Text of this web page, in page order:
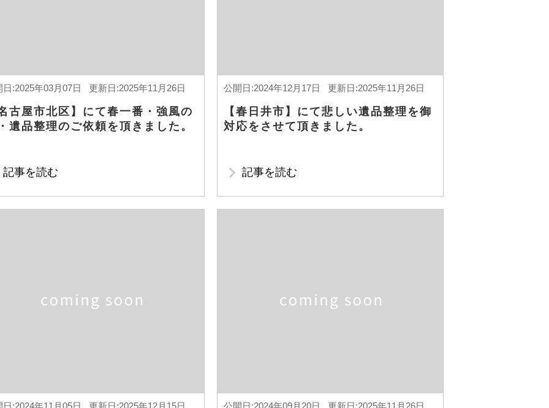
日:2025年03月07日 更新日:2025年11月26日
古屋市北区】にて春一番・強風の
遺品整理のご依頼を頂きました。
記事を読む
公開日:2024年12月17日 更新日:2025年11月26日
【春日井市】にて悲しい遺品整理を御
対応をさせて頂きました。
記事を読む
日:2024年11月05日 更新日:2025年12月15日 公開日:2024年09月20日 更新日:2025年11月26日